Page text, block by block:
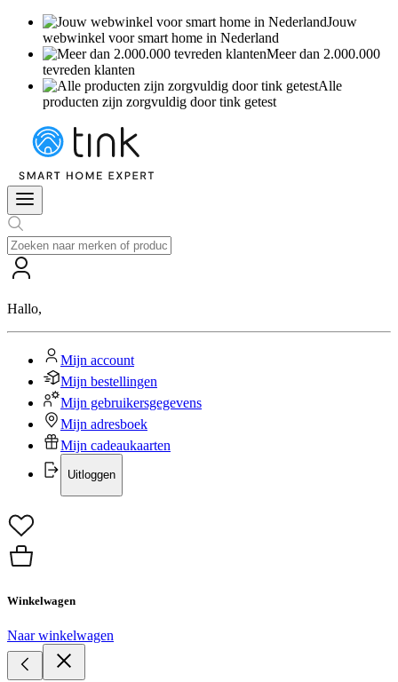
Jouw
webwinkel voor smart home in Nederland
Meer dan 2.000.000
tevreden klanten
Alle
producten zijn zorgvuldig door tink getest
Hallo,
Mijn account
Mijn bestellingen
Mijn gebruikersgegevens
Mijn adresboek
Mijn cadeaukaarten
Uitloggen
Winkelwagen
Naar winkelwagen